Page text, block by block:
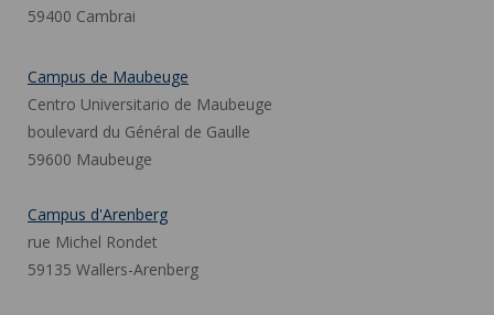
59400 Cambrai
Campus de Maubeuge
Centro Universitario de Maubeuge
boulevard du Général de Gaulle
59600 Maubeuge
Campus d'Arenberg
rue Michel Rondet
59135 Wallers-Arenberg